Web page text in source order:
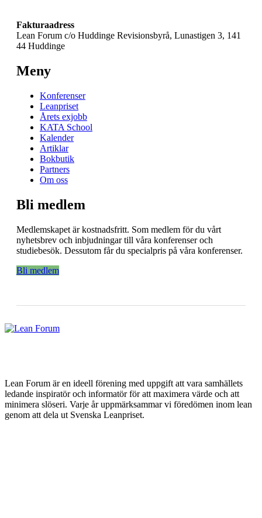
Fakturaadress
Lean Forum c/o Huddinge Revisionsbyrå, Lunastigen 3, 141
44 Huddinge
Meny
Konferenser
Leanpriset
Årets exjobb
KATA School
Kalender
Artiklar
Bokbutik
Partners
Om oss
Bli medlem
Medlemskapet är kostnadsfritt. Som medlem för du vårt
nyhetsbrev och inbjudningar till våra konferenser och
studiebesök. Dessutom får du specialpris på våra konferenser.
Bli medlem
Lean Forum är en ideell förening med uppgift att vara samhällets
ledande inspiratör och informatör för att maximera värde och att
minimera slöseri. Varje år uppmärksammar vi föredömen inom lean
genom att dela ut Svenska Leanpriset.